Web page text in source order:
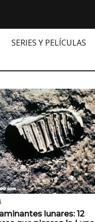
SERIES Y PELÍCULAS
lunares: 12